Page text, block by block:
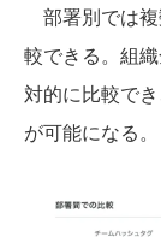
部署別では
較できる。組
対的に比較で
が可能になる。